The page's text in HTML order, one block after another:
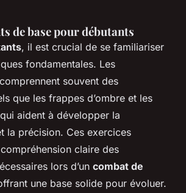
de base pour débutants
, il est crucial de se familiariser
fondamentales. Les
souvent des
que les frappes d’ombre et les
aident à développer la
la précision. Ces exercices
claire des
lors d’un combat de
une base solide pour évoluer.